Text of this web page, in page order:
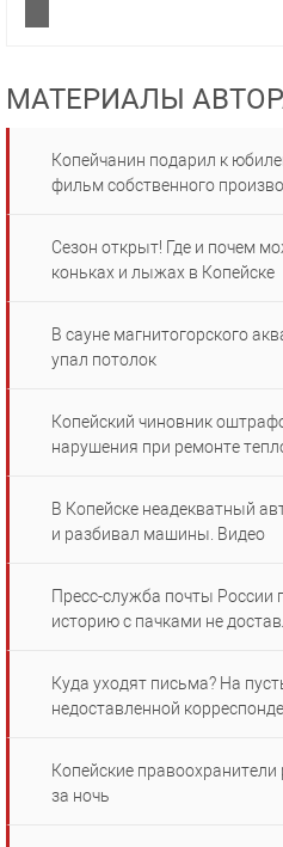
МАТЕРИАЛЫ
Копейчанин подарил к
фильм собственного
Сезон открыт! Где и почем
коньках и лыжах в Копейске
В сауне магнитогорского
упал потолок
Копейский чиновник
нарушения при ремонте
В Копейске неадекватный
и разбивал машины. Видео
Пресс-служба почты России
историю с пачками не
Куда уходят письма? На
недоставленной
Копейские
за ночь